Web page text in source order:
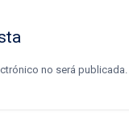
no será publicada.